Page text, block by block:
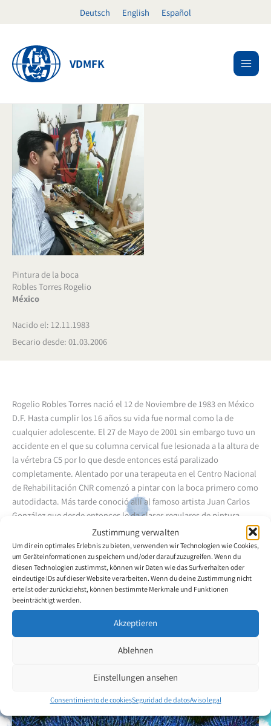
Zustimmung verwalten
Um dir ein optimales Erlebnis zu bieten, verwenden wir Technologien wie Cookies,
um Geräteinformationen zu speichern und/oder darauf zuzugreifen. Wenn du
diesen Technologien zustimmst, können wir Daten wie das Surfverhalten oder
eindeutige IDs auf dieser Website verarbeiten. Wenn du deine Zustimmung nicht
erteilst oder zurückziehst, können bestimmte Merkmale und Funktionen
beeinträchtigt werden.
Akzeptieren
Ablehnen
Einstellungen ansehen
Consentimiento de cookiesSeguridad de datosAviso legal
Deutsch English Español
VDMFK
Pintura de la boca
Robles Torres Rogelio
México
Nacido el: 12.11.1983
Becario desde: 01.03.2006
Rogelio Robles Torres nació el 12 de Noviembre de 1983 en México
D.F. Hasta cumplir los 16 años su vida fue normal como la de
cualquier adolescente. El 27 de Mayo de 2001 sin embargo tuvo un
accidente en el que su columna cervical fue lesionada a la altura de
la vértebra C5 por lo que desde entonces está paralizado
completamente. Alentado por una terapeuta en el Centro Nacional
de Rehabilitación CNR comenzó a pintar con la boca primero como
autodidacta. Más tarde conoció allí al famoso artista Juan Carlos
González que desde entonces le da clases regulares de pintura.
Volver a la descripción general del artista